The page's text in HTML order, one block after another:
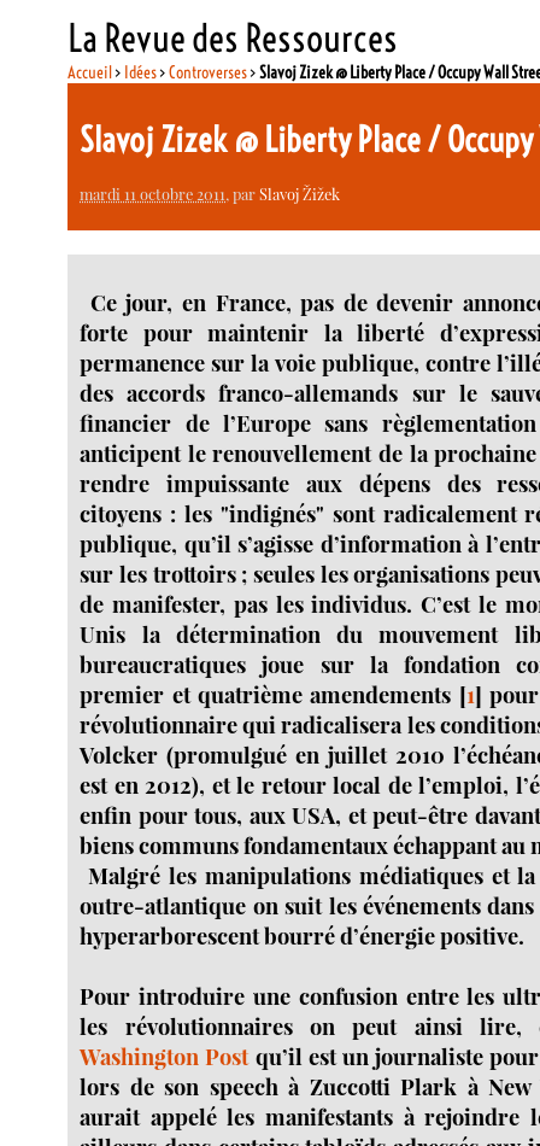
La Revue des Ressources
Accueil> Idées>Controverses>Slavoj Zizek @ Liberty Place / Occupy Wall
Slavoj Zizek @ Liberty Place /
mardi 11 octobre 2011, parSlavoj Žižek
Ce jour, en France, pas de devenir
forte pour maintenir la liberté
permanence sur la voie publique, contre
des accords franco-allemands sur le
financier de l’Europe sans
anticipent le renouvellement de la
rendre impuissante aux dépens des
citoyens : les "indignés" sont radicalement
publique, qu’il s’agisse d’information à
sur les trottoirs ; seules les organisations
de manifester, pas les individus. C’est le
Unis la détermination du mouvement
bureaucratiques joue sur la fondation
premier et quatrième amendements [1]
révolutionnaire qui radicalisera les
Volcker (promulgué en juillet 2010
est en 2012), et le retour local de l’emploi,
enfin pour tous, aux USA, et peut-être
biens communs fondamentaux échappant au
Malgré les manipulations médiatiques et
outre-atlantique on suit les événements
hyperarborescent bourré d’énergie positive.
Pour introduire une confusion entre les
les révolutionnaires on peut ainsi
Washington Postqu’il est un journaliste
lors de son speech à Zuccotti Plark à
aurait appelé les manifestants à rejoindre